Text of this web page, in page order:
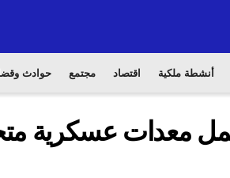
أنشطة ملكية اقتصاد مجتمع حوادث
معدات عسكرية